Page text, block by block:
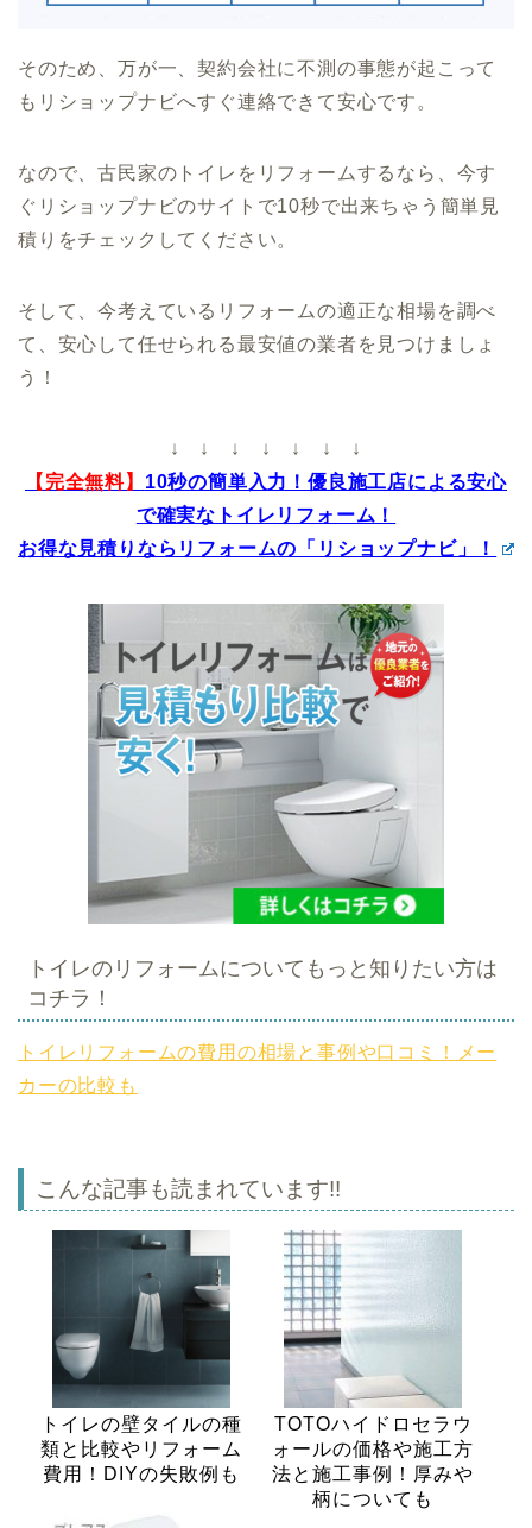
そのため、万が一、契約会社に不測の事態が起こって
もリショップナビへすぐ連絡できて安心です。
なので、古民家のトイレをリフォームするなら、今す
ぐリショップナビのサイトで10秒で出来ちゃう簡単見
積りをチェックしてください。
そして、今考えているリフォームの適正な相場を調べ
て、安心して任せられる最安値の業者を見つけましょ
う！
↓ ↓ ↓ ↓ ↓ ↓ ↓
【完全無料】 10秒の簡単入力！優良施工店による安心
で確実なトイレリフォーム！
お得な見積りならリフォームの「リショップナビ」！
トイレのリフォームについてもっと知りたい方は
コチラ！
トイレリフォームの費用の相場と事例や口コミ！メー
カーの比較も
こんな記事も読まれています!!
トイレの壁タイルの種
類と比較やリフォーム
費用！DIYの失敗例も
TOTOハイドロセラウ
ォールの価格や施工方
法と施工事例！厚みや
柄についても